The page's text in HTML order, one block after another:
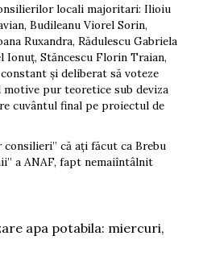
locali majoritari: Ilioiu
Budileanu Viorel Sorin,
Ruxandra, Rădulescu Gabriela
Ionuț, Stăncescu Florin Traian,
și deliberat să voteze
pur teoretice sub deviza
cuvântul final pe proiectul de
că ați făcut ca Brebu
a ANAF, fapt nemaiîntâlnit
apa potabila: miercuri,